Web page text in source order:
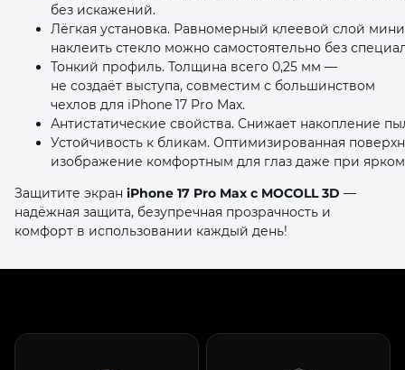
без искажений.
Лёгкая установка. Равномерный клеевой слой
наклеить стекло можно самостоятельно без
Тонкий профиль. Толщина всего 0,25 мм —
не создаёт выступа, совместим с большинством
чехлов для iPhone 17 Pro Max.
Антистатические свойства. Снижает накопление
Устойчивость к бликам. Оптимизированная
изображение комфортным для глаз даже при
Защитите экран iPhone 17 Pro Max с MOCOLL 3D —
надёжная защита, безупречная прозрачность и
комфорт в использовании каждый день!